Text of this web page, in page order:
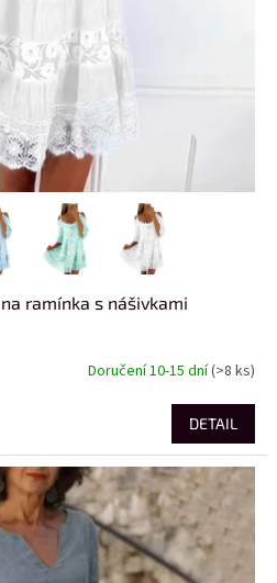
ramínka s nášivkami
Doručení 10-15 dní(>8 ks)
DETAIL